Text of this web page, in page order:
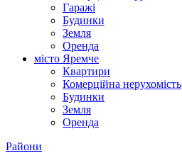
Гаражі
Будинки
Земля
Оренда
місто Яремче
Квартири
Комерційна нерухомість
Будинки
Земля
Оренда
Райони